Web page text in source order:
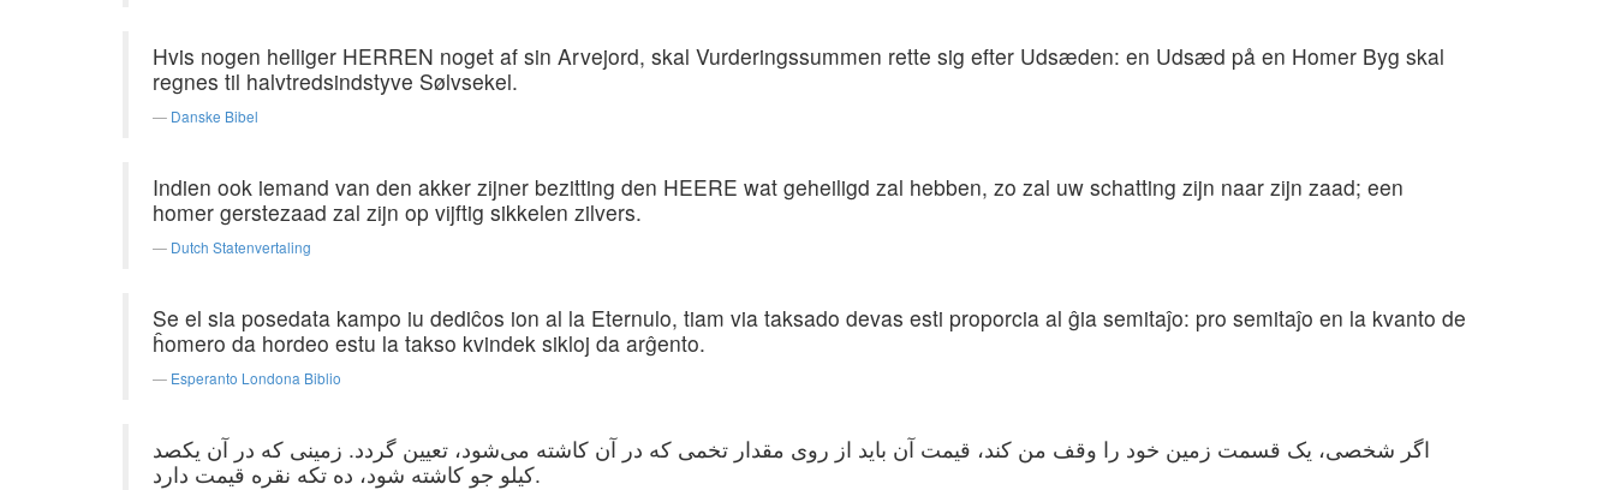
Hvis nogen helliger HERREN noget af sin Arvejord, skal Vurderingssummen rette sig efter Udsæden: en Udsæd på en Homer Byg skal
regnes til halvtredsindstyve Sølvsekel.
Danske Bibel
Indien ook iemand van den akker zijner bezitting den HEERE wat geheiligd zal hebben, zo zal uw schatting zijn naar zijn zaad; een
homer gerstezaad zal zijn op vijftig sikkelen zilvers.
Dutch Statenvertaling
Se el sia posedata kampo iu dediĉos ion al la Eternulo, tiam via taksado devas esti proporcia al ĝia semitaĵo: pro semitaĵo en la kvanto de
ĥomero da hordeo estu la takso kvindek sikloj da arĝento.
Esperanto Londona Biblio
اگر شخصی، یک قسمت زمین خود را وقف من کند، قیمت آن باید از روی مقدار تخمی که در آن کاشته می‌شود، تعیین گردد. زمینی که در آن یکصد
کیلو جو کاشته شود، ده تکه نقره قیمت دارد.